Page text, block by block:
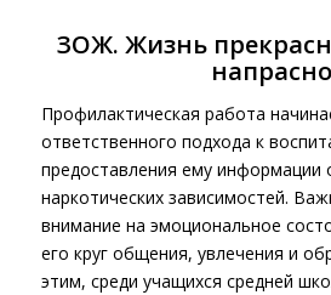
ЗОЖ. Жизнь
напрасно
Профилактическая работа
ответственного подхода к
предоставления ему информации
наркотических зависимостей.
внимание на эмоциональное
его круг общения, увлечения и
этим, среди учащихся средней